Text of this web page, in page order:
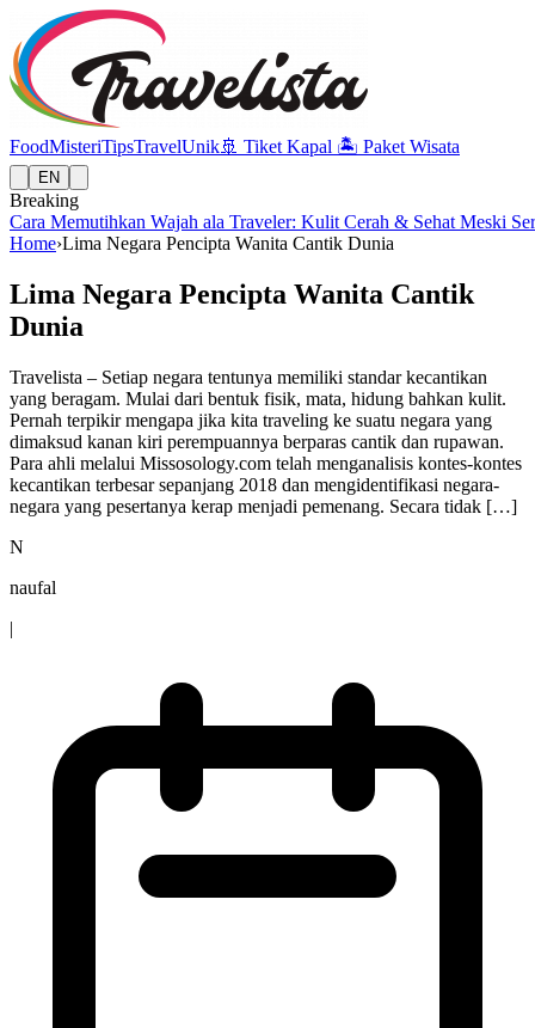
FoodMisteriTipsTravelUnik🚢 Tiket Kapal 🏝️ Paket Wisata
EN
Breaking
Cara Memutihkan Wajah ala Traveler: Kulit Cerah & Sehat Meski
Home›Lima Negara Pencipta Wanita Cantik Dunia
Lima Negara Pencipta Wanita Cantik
Dunia
Travelista – Setiap negara tentunya memiliki standar kecantikan
yang beragam. Mulai dari bentuk fisik, mata, hidung bahkan kulit.
Pernah terpikir mengapa jika kita traveling ke suatu negara yang
dimaksud kanan kiri perempuannya berparas cantik dan rupawan.
Para ahli melalui Missosology.com telah menganalisis kontes-kontes
kecantikan terbesar sepanjang 2018 dan mengidentifikasi negara-
negara yang pesertanya kerap menjadi pemenang. Secara tidak […]
N
naufal
|